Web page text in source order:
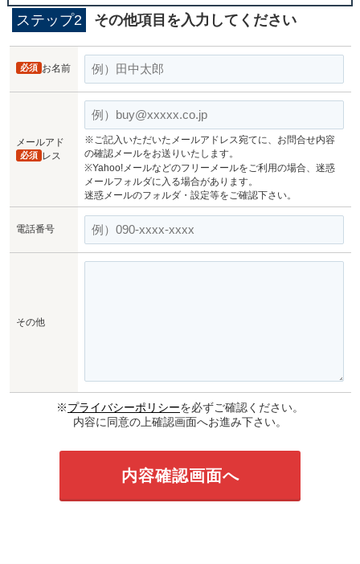
ステップ2 その他項目を入力してください
お名前
必須
メールアド
レス
必須
※ご記入いただいたメールアドレス宛てに、お問合せ内容
の確認メールをお送りいたします。
※Yahoo!メールなどのフリーメールをご利用の場合、迷惑
メールフォルダに入る場合があります。
迷惑メールのフォルダ・設定等をご確認下さい。
電話番号
その他
※プライバシーポリシーを必ずご確認ください。
内容に同意の上確認画面へお進み下さい。